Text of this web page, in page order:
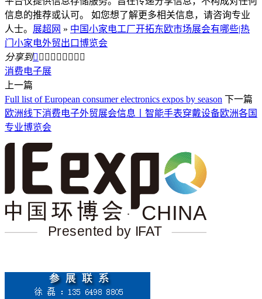
信息的推荐或认可。 如您想了解更多相关信息，请咨询专业
人士。 展超网 » 中国小家电工厂开拓东欧市场展会有哪些|热
门小家电外贸出口博览会
分享到        
消费电子展
上一篇
Full list of European consumer electronics expos by season 下一篇
欧洲线下消费电子外贸展会信息丨智能手表穿戴设备欧洲各国
专业博览会